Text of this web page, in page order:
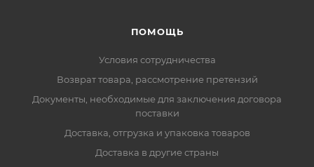
ПОМОЩЬ
Условия сотрудничества
Возврат товара, рассмотрение претензий
Документы, необходимые для заключения договора
поставки
Доставка, отгрузка и упаковка товаров
Доставка в другие страны